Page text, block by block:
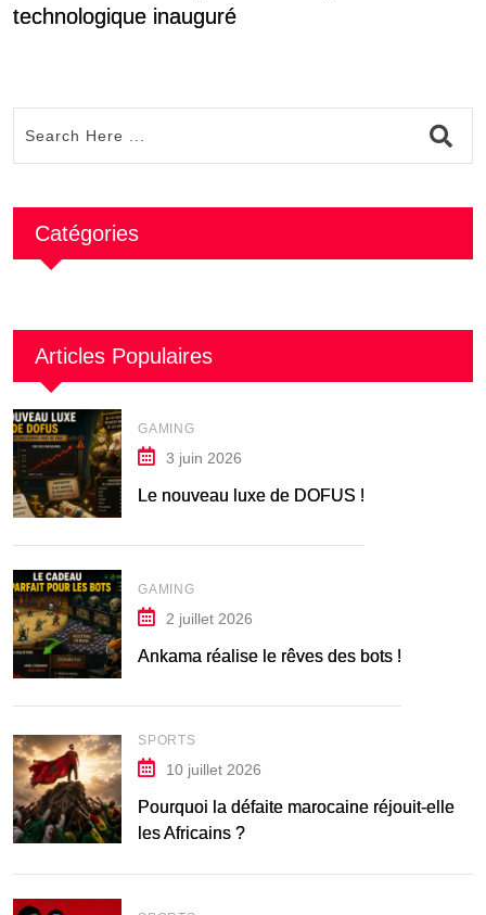
technologique inauguré
Catégories
Articles Populaires
GAMING
3 juin 2026
Le nouveau luxe de DOFUS !
GAMING
2 juillet 2026
Ankama réalise le rêves des bots !
SPORTS
10 juillet 2026
Pourquoi la défaite marocaine réjouit-elle
les Africains ?